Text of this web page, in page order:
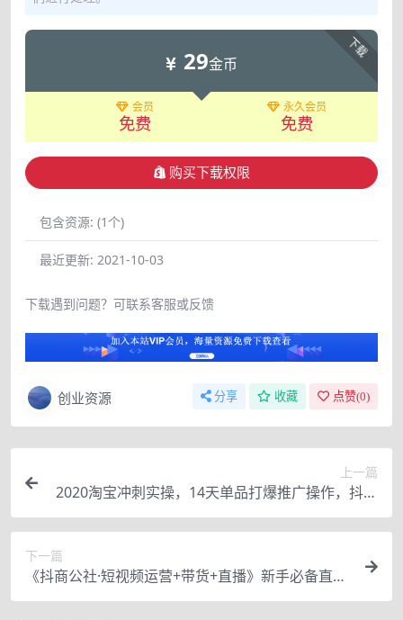
下载
29金币
会员
免费
永久会员
免费
购买下载权限
包含资源: (1个)
最近更新: 2021-10-03
下载遇到问题？可联系客服或反馈
创业资源 分享 收藏 点赞(0)
上一篇
2020淘宝冲刺实操，14天单品打爆推广操作，抖音
拉爆销量核心技巧
下一篇
《抖商公社·短视频运营+带货+直播》新手必备直播
带货运营指南